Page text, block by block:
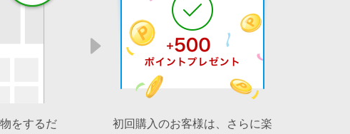
をするだ
初回購入のお客様は、さらに楽